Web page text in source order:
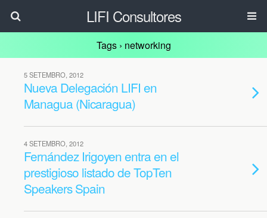
LIFI Consultores
Tags › networking
5 SETEMBRO, 2012
Nueva Delegación LIFI en
Managua (Nicaragua)
4 SETEMBRO, 2012
Fernández Irigoyen entra en el
prestigioso listado de TopTen
Speakers Spain